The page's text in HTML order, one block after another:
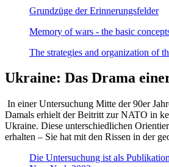
Grundzüge der Erinnerungsfelder
Memory of wars - the basic
The strategies and organization of
Ukraine: Das Drama
In einer Untersuchung Mitte der 90er
Damals erhielt der Beitritt zur NATO in
Ukraine. Diese unterschiedlichen
erhalten – Sie hat mit den Rissen in der
Die Untersuchung ist als